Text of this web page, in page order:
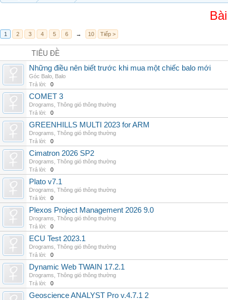
1 2 3 4 5 6 → 10 Tiếp >
TIÊU ĐỀ
Những điều nên biết trước khi mua một chiếc balo mới
Góc Balo Balo
Trả lời:
0
COMET 3
Drograms Thông gió thông thường
Trả lời:
0
GREENHILLS MULTI 2023 for ARM
Drograms Thông gió thông thường
Trả lời:
0
Cimatron 2026 SP2
Drograms Thông gió thông thường
Trả lời:
0
Plato v7.1
Drograms Thông gió thông thường
Trả lời:
0
Plexos Project Management 2026 9.0
Drograms Thông gió thông thường
Trả lời:
0
ECU Test 2023.1
Drograms Thông gió thông thường
Trả lời:
0
Dynamic Web TWAIN 17.2.1
Drograms Thông gió thông thường
Trả lời:
0
Geoscience ANALYST Pro v.4.7.1 2